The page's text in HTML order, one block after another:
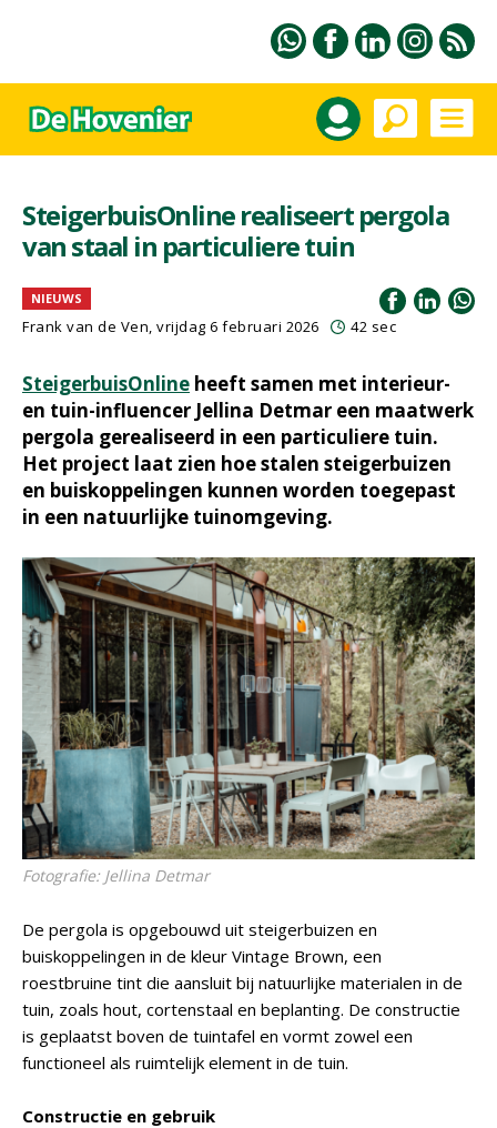
SteigerbuisOnline realiseert pergola
van staal in particuliere tuin
NIEUWS
Frank van de Ven, vrijdag 6 februari 2026 42 sec
SteigerbuisOnline heeft samen met interieur-
en tuin-influencer Jellina Detmar een maatwerk
pergola gerealiseerd in een particuliere tuin.
Het project laat zien hoe stalen steigerbuizen
en buiskoppelingen kunnen worden toegepast
in een natuurlijke tuinomgeving.
Fotografie: Jellina Detmar
De pergola is opgebouwd uit steigerbuizen en
buiskoppelingen in de kleur Vintage Brown, een
roestbruine tint die aansluit bij natuurlijke materialen in de
tuin, zoals hout, cortenstaal en beplanting. De constructie
is geplaatst boven de tuintafel en vormt zowel een
functioneel als ruimtelijk element in de tuin.
Constructie en gebruik